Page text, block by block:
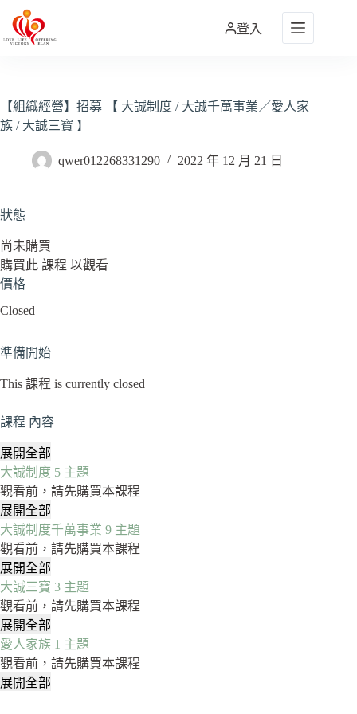
主
容
登入
【組織經營】招募 【 大誠制度 / 大誠千萬事業／愛人家
族 / 大誠三寶 】
qwer012268331290 2022 年 12 月 21 日
狀態
尚未購買
購買此 課程 以觀看
價格
Closed
準備開始
This 課程 is currently closed
課程 內容
展開全部
章
節
大誠制度 5 主題
觀看前，請先購買本課程
展開全部
大
誠
制
度
大誠制度千萬事業 9 主題
觀看前，請先購買本課程
展開全部
大
誠
制
度
千
萬
大誠三寶 3 主題
觀看前，請先購買本課程
展開全部
大
誠
三
愛人家族 1 主題
觀看前，請先購買本課程
展開全部